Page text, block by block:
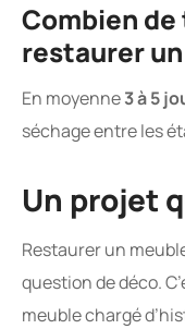
Combien
restaurer
En moyenne3 à 5
séchage entre les
Un projet
Restaurer un
question de déco.
meuble chargé